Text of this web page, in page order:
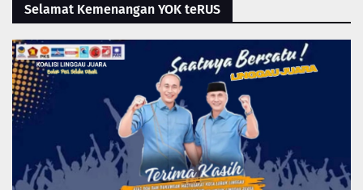
Selamat Kemenangan YOK teRUS